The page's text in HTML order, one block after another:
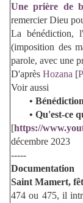
Une prière de
remercier Dieu
La bénédiction,
(imposition des
parole, avec une
D'après Hozana [
Voir aussi
•
• Qu'est-ce
[https://
décembre 2023
-----
Documentation
Saint Mamert,
474 ou 475, il